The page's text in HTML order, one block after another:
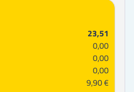
23,51
0,00
0,00
0,00
9,90 €